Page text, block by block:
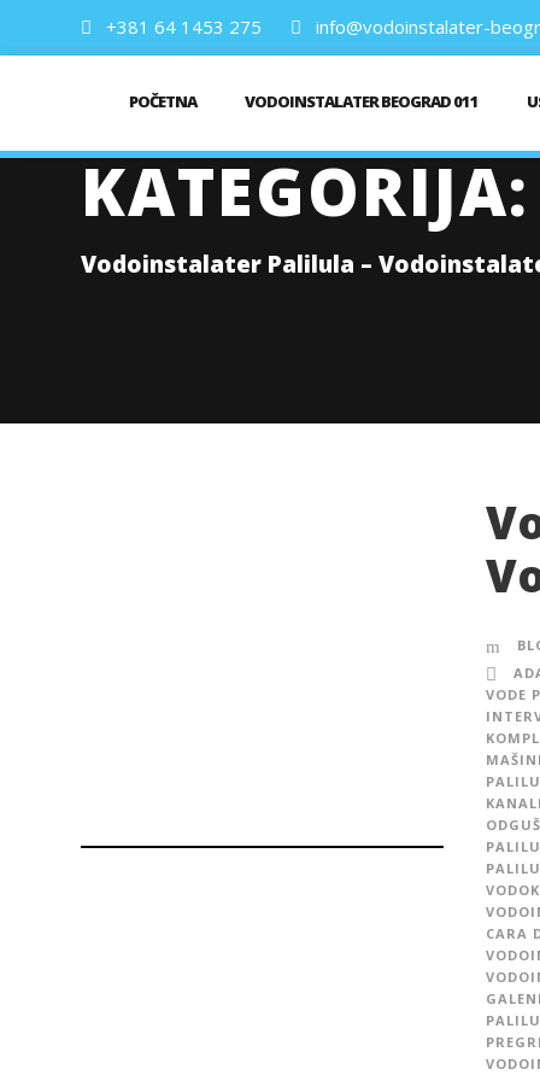
+381 64 1453 275 info@vodoinstalater-
POČETNA VODOINSTALATER BEOGRAD 011
KATEGORIJA:
Vodoinstalater Palilula –
VODE
CARA